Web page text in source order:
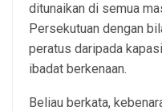
ditunaikan di semua
Persekutuan dengan
peratus daripada
ibadat berkenaan.
Beliau berkata,